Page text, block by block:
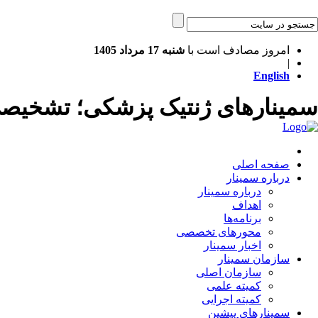
امروز مصادف است با شنبه 17 مرداد 1405
|
English
سمینارهای ژنتیک پزشکی؛
صفحه اصلی
درباره سمینار
درباره سمینار
اهداف
برنامه‌ها
محورهای تخصصی
اخبار سمینار
سازمان سمینار
سازمان اصلی
کمیته علمی
کمیته اجرایی
سمینارهای پیشین